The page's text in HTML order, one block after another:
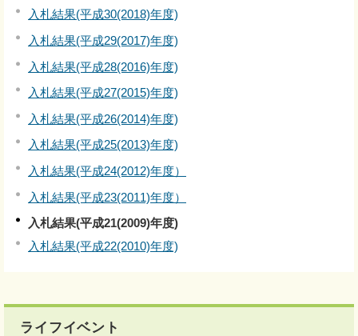
入札結果(平成30(2018)年度)
入札結果(平成29(2017)年度)
入札結果(平成28(2016)年度)
入札結果(平成27(2015)年度)
入札結果(平成26(2014)年度)
入札結果(平成25(2013)年度)
入札結果(平成24(2012)年度）
入札結果(平成23(2011)年度）
入札結果(平成21(2009)年度)
入札結果(平成22(2010)年度)
ライフイベント